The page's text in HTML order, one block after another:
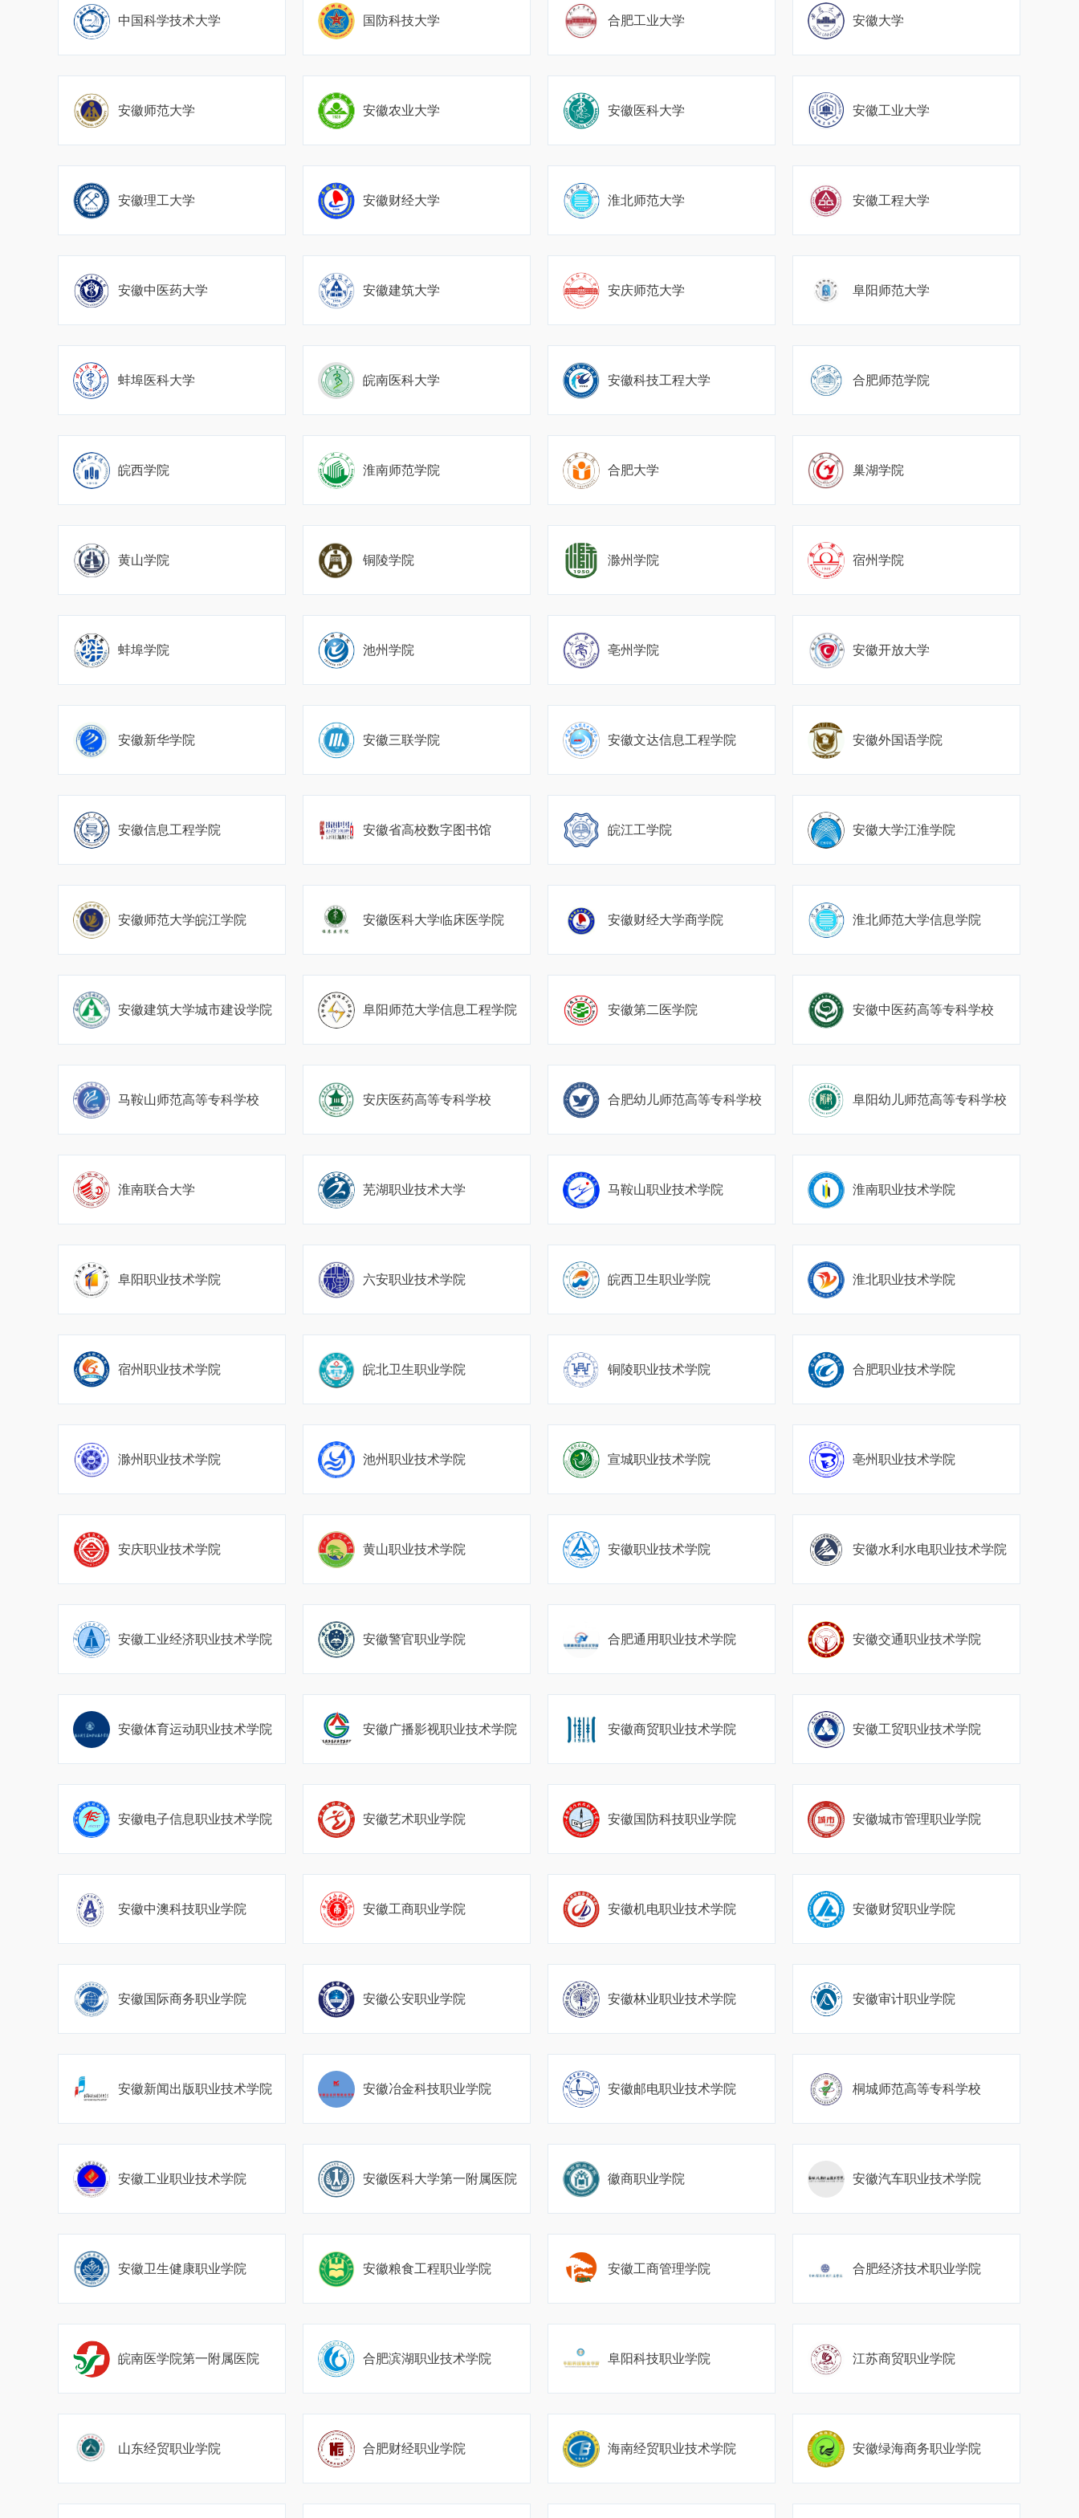
中国科学技术大学 国防科技大学 合肥工业大学 安徽大学
安徽师范大学 安徽农业大学 安徽医科大学 安徽工业大学
安徽理工大学 安徽财经大学 淮北师范大学 安徽工程大学
安徽中医药大学 安徽建筑大学 安庆师范大学 阜阳师范大学
蚌埠医科大学 皖南医科大学 安徽科技工程大学 合肥师范学院
皖西学院 淮南师范学院 合肥大学 巢湖学院
黄山学院 铜陵学院 滁州学院 宿州学院
蚌埠学院 池州学院 亳州学院 安徽开放大学
安徽新华学院 安徽三联学院 安徽文达信息工程学院 安徽外国语学院
安徽信息工程学院 安徽省高校数字图书馆 皖江工学院 安徽大学江淮学院
安徽师范大学皖江学院 安徽医科大学临床医学院 安徽财经大学商学院 淮北师范大学信息学院
安徽建筑大学城市建设学院 阜阳师范大学信息工程学院 安徽第二医学院 安徽中医药高等专科学校
马鞍山师范高等专科学校 安庆医药高等专科学校 合肥幼儿师范高等专科学校 阜阳幼儿师范高等专科学校
淮南联合大学 芜湖职业技术大学 马鞍山职业技术学院 淮南职业技术学院
阜阳职业技术学院 六安职业技术学院 皖西卫生职业学院 淮北职业技术学院
宿州职业技术学院 皖北卫生职业学院 铜陵职业技术学院 合肥职业技术学院
滁州职业技术学院 池州职业技术学院 宣城职业技术学院 亳州职业技术学院
安庆职业技术学院 黄山职业技术学院 安徽职业技术学院 安徽水利水电职业技术学院
安徽工业经济职业技术学院 安徽警官职业学院 合肥通用职业技术学院 安徽交通职业技术学院
安徽体育运动职业技术学院 安徽广播影视职业技术学院 安徽商贸职业技术学院 安徽工贸职业技术学院
安徽电子信息职业技术学院 安徽艺术职业学院 安徽国防科技职业学院 安徽城市管理职业学院
安徽中澳科技职业学院 安徽工商职业学院 安徽机电职业技术学院 安徽财贸职业学院
安徽国际商务职业学院 安徽公安职业学院 安徽林业职业技术学院 安徽审计职业学院
安徽新闻出版职业技术学院 安徽冶金科技职业学院 安徽邮电职业技术学院 桐城师范高等专科学校
安徽工业职业技术学院 安徽医科大学第一附属医院 徽商职业学院 安徽汽车职业技术学院
安徽卫生健康职业学院 安徽粮食工程职业学院 安徽工商管理学院 合肥经济技术职业学院
皖南医学院第一附属医院 合肥滨湖职业技术学院 阜阳科技职业学院 江苏商贸职业学院
山东经贸职业学院 合肥财经职业学院 海南经贸职业技术学院 安徽绿海商务职业学院